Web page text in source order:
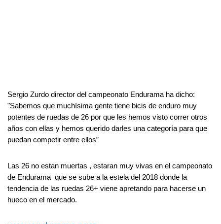
Sergio Zurdo director del campeonato Endurama ha dicho:
"Sabemos que muchísima gente tiene bicis de enduro muy
potentes de ruedas de 26 por que les hemos visto correr otros
años con ellas y hemos querido darles una categoría para que
puedan competir entre ellos”
Las 26 no estan muertas , estaran muy vivas en el campeonato
de Endurama  que se sube a la estela del 2018 donde la
tendencia de las ruedas 26+ viene apretando para hacerse un
hueco en el mercado.